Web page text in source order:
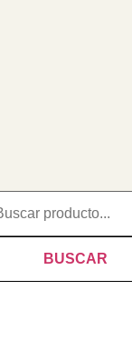
BUSCAR